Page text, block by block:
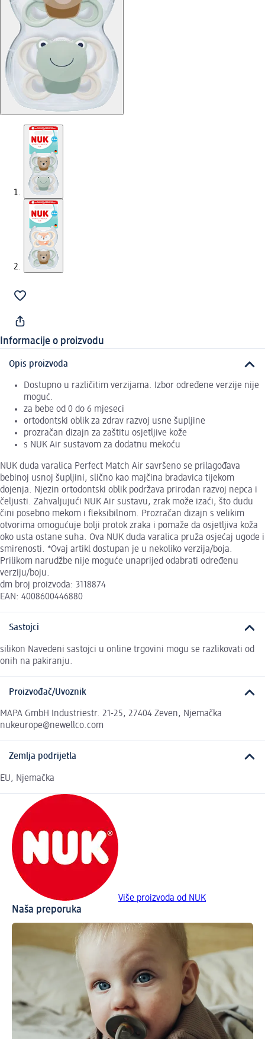
Informacije o proizvodu
Opis proizvoda
Dostupno u različitim verzijama. Izbor određene verzije nije
moguć.
za bebe od 0 do 6 mjeseci
ortodontski oblik za zdrav razvoj usne šupljine
prozračan dizajn za zaštitu osjetljive kože
s NUK Air sustavom za dodatnu mekoću
NUK duda varalica Perfect Match Air savršeno se prilagođava
bebinoj usnoj šupljini, slično kao majčina bradavica tijekom
dojenja. Njezin ortodontski oblik podržava prirodan razvoj nepca i
čeljusti. Zahvaljujući NUK Air sustavu, zrak može izaći, što dudu
čini posebno mekom i fleksibilnom. Prozračan dizajn s velikim
otvorima omogućuje bolji protok zraka i pomaže da osjetljiva koža
oko usta ostane suha. Ova NUK duda varalica pruža osjećaj ugode i
smirenosti. *Ovaj artikl dostupan je u nekoliko verzija/boja.
Prilikom narudžbe nije moguće unaprijed odabrati određenu
verziju/boju.
dm broj proizvoda: 3118874
EAN: 4008600446880
Sastojci
silikon Navedeni sastojci u online trgovini mogu se razlikovati od
onih na pakiranju.
Proizvođač/Uvoznik
MAPA GmbH Industriestr. 21-25, 27404 Zeven, Njemačka
nukeurope@newellco.com
Zemlja podrijetla
EU, Njemačka
Više proizvoda od NUK
Naša preporuka